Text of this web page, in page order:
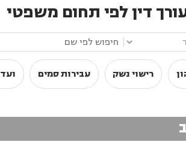
דין לפי תחום משפטי
רישוי נשק עבירות סמים